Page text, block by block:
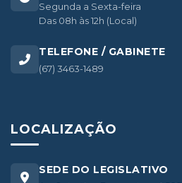
Segunda a Sexta-feira
Das 08h às 12h (Local)
TELEFONE / GABINETE
(67) 3463-1489
LOCALIZAÇÃO
SEDE DO LEGISLATIVO